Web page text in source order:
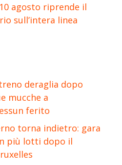
agosto riprende il
sull’intera linea
deraglia dopo
mucche a
ferito
torna indietro: gara
più lotti dopo il